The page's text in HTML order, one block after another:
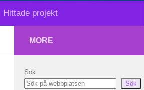
Hittade projekt
MORE
Sök
Sök